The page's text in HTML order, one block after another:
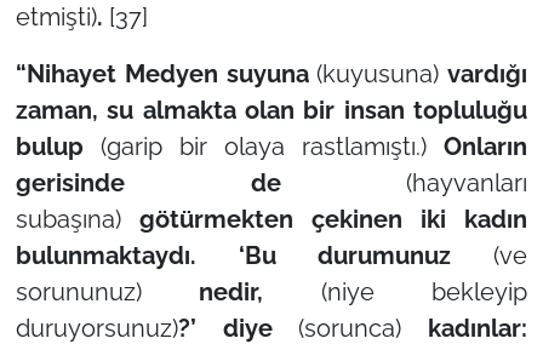
etmişti). [37]
“Nihayet Medyen suyuna (kuyusuna)vardığı
zaman, su almakta olan bir insan topluluğu
bulup (garip bir olaya rastlamıştı.) Onların
gerisinde de (hayvanları
subaşına) götürmekten çekinen iki kadın
bulunmaktaydı. ‘Bu durumunuz (ve
sorununuz)nedir, (niye bekleyip
duruyorsunuz)?’ diye (sorunca) kadınlar: